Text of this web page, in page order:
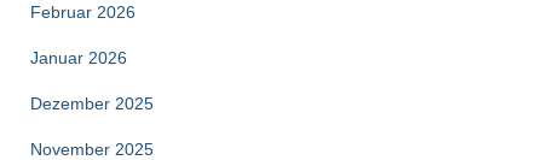
Februar 2026
Januar 2026
Dezember 2025
November 2025